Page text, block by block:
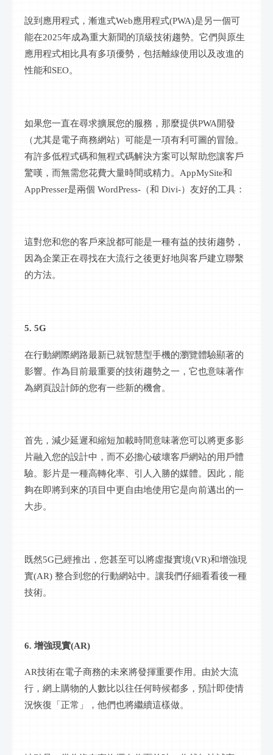
說到應用程式，漸進式Web應用程式(PWA)是另一個可
能在2025年成為重大新聞的頂級技術趨勢。它們與原生
應用程式相比具有多項優勢，包括離線使用以及改進的
性能和SEO。
如果您一直在尋求擴展您的服務，那麼提供PWA開發
（尤其是電子商務網站）可能是一項有利可圖的冒險。
有許多低程式碼和無程式碼解決方案可以幫助您讓客戶
驚嘆，而無需您花費大量時間或精力。AppMySite和
AppPresser是兩個 WordPress-（和 Divi-）友好的工具：
這對您和您的客戶來說都可能是一種有益的技術趨勢，
因為企業正在尋找在大流行之後更好地與客戶建立聯繫
的方法。
5. 5G
在行動網際網路最新已就智慧型手機的瀏覽體驗顯著的
影響。作為目前最重要的技術趨勢之一，它也意味著作
為網頁設計師的您有一些新的機會。
首先，減少延遲和縮短加載時間意味著您可以將更多影
片融入您的設計中，而不必擔心破壞客戶網站的用戶體
驗。影片是一種高轉化率、引人入勝的媒體。因此，能
夠在即將到來的項目中更自由地使用它是向前邁出的一
大步。
既然5G已經推出，您甚至可以將虛擬實境(VR)和增強現
實(AR) 整合到您的行動網站中。讓我們仔細看看後一種
技術。
6. 增強現實(AR)
AR技術在電子商務的未來將發揮重要作用。由於大流
行，網上購物的人數比以往任何時候都多，預計即使情
況恢復「正常」，他們也將繼續這樣做。